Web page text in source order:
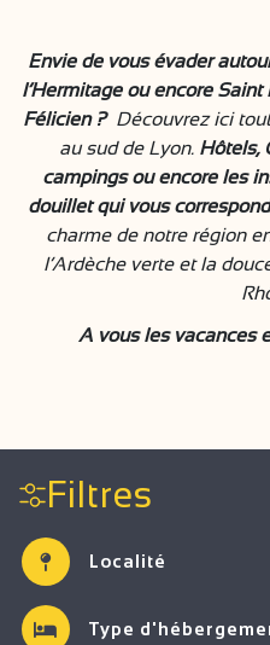
Envie de vous évader
l’Hermitage ou encore
Félicien ? Découvrez ici
au sud de Lyon. Hôtels,
campings ou encore les
douillet qui vous correspond
charme de notre région
l’Ardèche verte et la
A vous les vacances
Filtres
Localité
Type